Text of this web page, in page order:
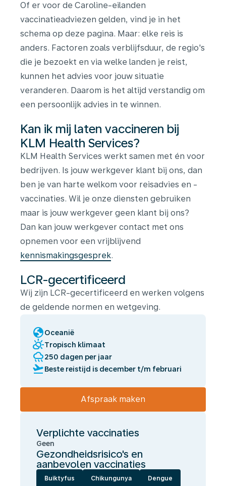
Of er voor de Caroline-eilanden
vaccinatieadviezen gelden, vind je in het
schema op deze pagina. Maar: elke reis is
anders. Factoren zoals verblijfsduur, de regio's
die je bezoekt en via welke landen je reist,
kunnen het advies voor jouw situatie
veranderen. Daarom is het altijd verstandig om
een persoonlijk advies in te winnen.
Kan ik mij laten vaccineren bij
KLM Health Services?
KLM Health Services werkt samen met én voor
bedrijven. Is jouw werkgever klant bij ons, dan
ben je van harte welkom voor reisadvies en -
vaccinaties. Wil je onze diensten gebruiken
maar is jouw werkgever geen klant bij ons?
Dan kan jouw werkgever contact met ons
opnemen voor een vrijblijvend
kennismakingsgesprek.
LCR-gecertificeerd
Wij zijn LCR-gecertificeerd en werken volgens
de geldende normen en wetgeving.
globeOceanië
partly_cloudy_dayTropisch klimaat
rainy250 dagen per jaar
flight_takeoffBeste reistijd is december t/m februari
Afspraak maken
Verplichte vaccinaties
Geen
Gezondheidsrisico's en
aanbevolen vaccinaties
Buiktyfus Chikungunya Dengue